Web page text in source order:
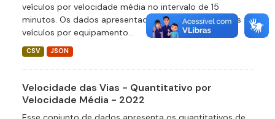
veículos por velocidade média no intervalo de 15
minutos. Os dados apresentados descrevem quantos
veículos por equipamento...
CSV JSON
Velocidade das Vias - Quantitativo por
Velocidade Média - 2022